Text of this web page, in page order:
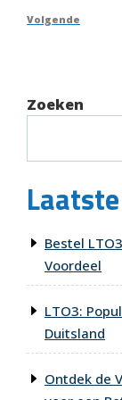
Volgend
Volgende
Zoeken
Bestel
Voordeel
LTO3:
Duitsland
Ontdek de